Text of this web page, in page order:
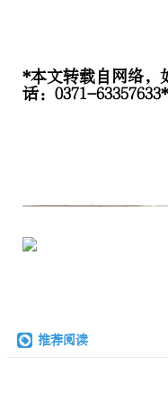
*本文转载自网络，
话：0371-63357633*
推荐阅读